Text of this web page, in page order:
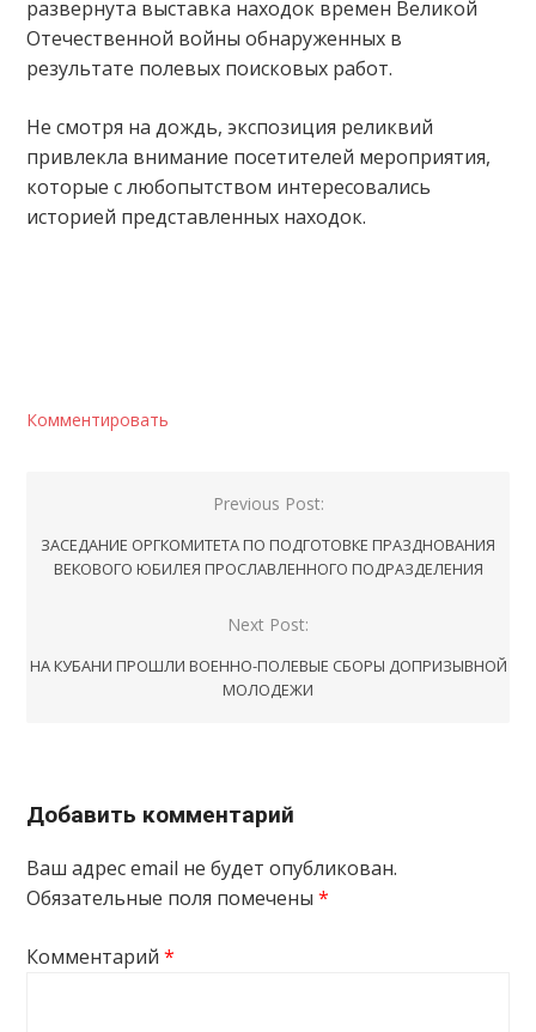
развернута выставка находок времен Великой
Отечественной войны обнаруженных в
результате полевых поисковых работ.
Не смотря на дождь, экспозиция реликвий
привлекла внимание посетителей мероприятия,
которые с любопытством интересовались
историей представленных находок.
Комментировать
по
записям
Previous Post:
ЗАСЕДАНИЕ ОРГКОМИТЕТА ПО ПОДГОТОВКЕ ПРАЗДНОВАНИЯ
ВЕКОВОГО ЮБИЛЕЯ ПРОСЛАВЛЕННОГО ПОДРАЗДЕЛЕНИЯ
Next Post:
НА КУБАНИ ПРОШЛИ ВОЕННО-ПОЛЕВЫЕ СБОРЫ ДОПРИЗЫВНОЙ
МОЛОДЕЖИ
Добавить комментарий
Ваш адрес email не будет опубликован.
Обязательные поля помечены*
Комментарий*